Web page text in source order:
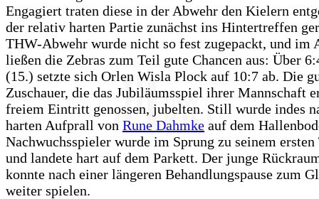
Engagiert traten diese in der Abwehr den Kielern
der relativ harten Partie zunächst ins Hintertreffen
THW-Abwehr wurde nicht so fest zugepackt, und im
ließen die Zebras zum Teil gute Chancen aus: Über
(15.) setzte sich Orlen Wisla Plock auf 10:7 ab. Die
Zuschauer, die das Jubiläumsspiel ihrer Mannschaft
freiem Eintritt genossen, jubelten. Still wurde indes
harten Aufprall von Rune Dahmke auf dem
Nachwuchsspieler wurde im Sprung zu seinem ersten
und landete hart auf dem Parkett. Der junge
konnte nach einer längeren Behandlungspause zum
weiter spielen.